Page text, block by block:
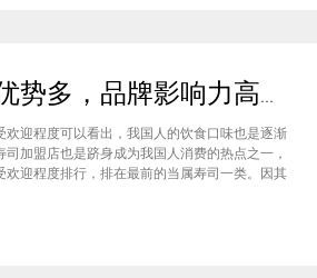
小米寿司加盟店优势多，品牌影响力高开店客源不用愁
欢迎程度可以看出，我国人的饮食口味也是逐渐
加盟店也是跻身成为我国人消费的热点之一，
迎程度排行，排在最前的当属寿司一类。因其
对小米寿司加盟这个名字都不陌生，那么我们